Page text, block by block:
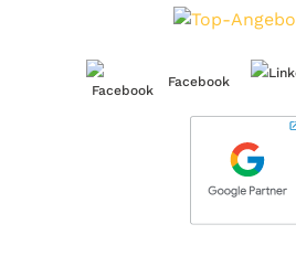
Facebook